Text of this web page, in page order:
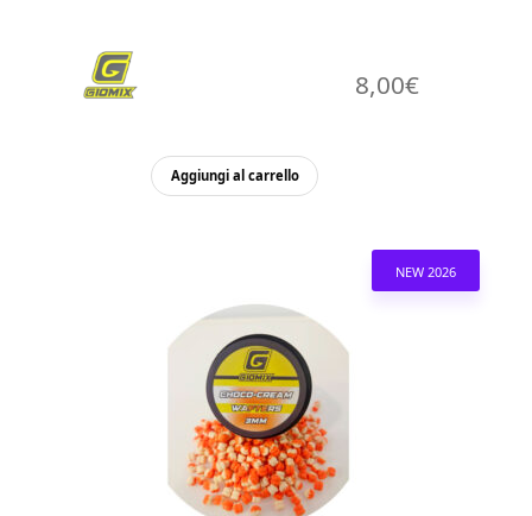
8,00€
Aggiungi al carrello
NEW 2026